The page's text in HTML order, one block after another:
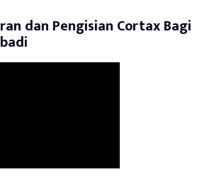
dan Pengisian Cortax Bagi